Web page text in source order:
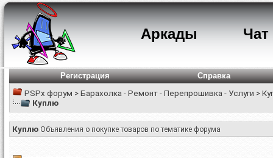
Аркады Чат
Регистрация
Справка
PSPx форум > Барахолка - Ремонт - Перепрошивка - Услуги >
Куплю
Куплю Объявления о покупке товаров по тематике форума